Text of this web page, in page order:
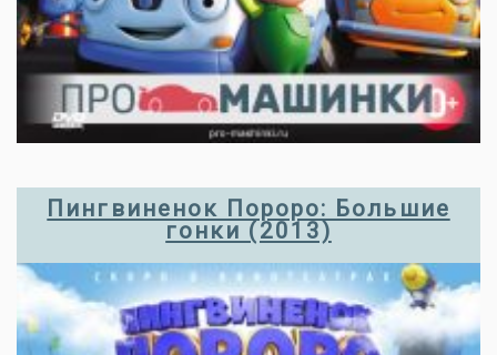
Пингвиненок Пороро: Большие
гонки (2013)